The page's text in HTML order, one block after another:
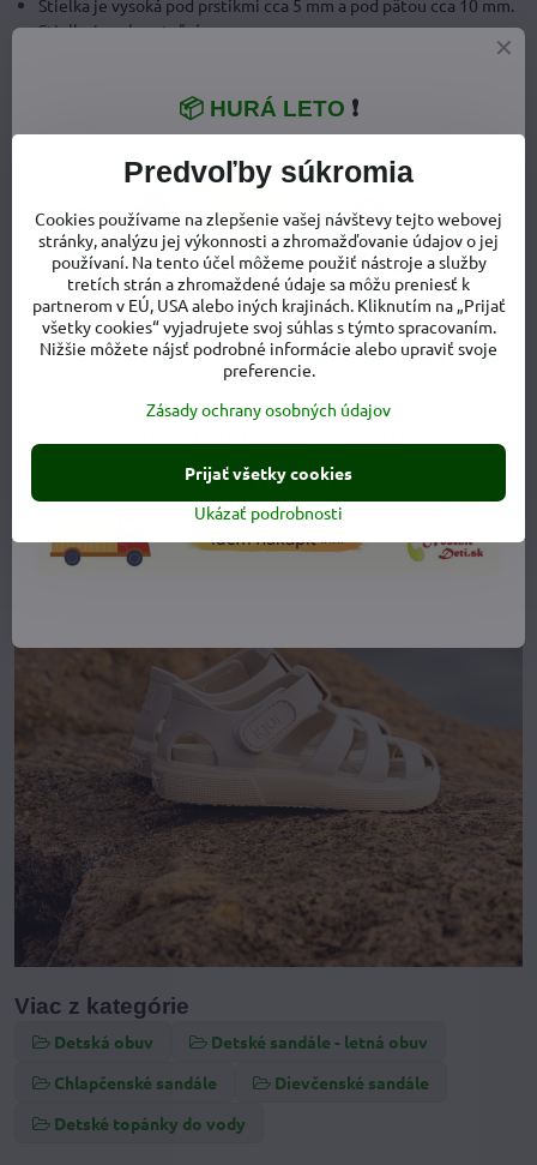
Stielka je vysoká pod prstíkmi cca 5 mm a pod pätou cca 10 mm.
Stielka je vyberateľná
Podošva je mäkká a ohybná.
Materiálové zloženie
Zvršok: syntetický materiál PVC (najmenej 50% materiálu je
recyklovaného)
Vnútro:syntetický materiál PVC (najmenej 50% materiálu je
recyklovaného)
Podrážka:syntetický materiál PVC (najmenej 50% materiálu je
recyklovaného)
Viac z kategórie
Detská obuv
Detské sandále - letná obuv
Chlapčenské sandále
Dievčenské sandále
Detské topánky do vody
Predvoľby súkromia
Cookies používame na zlepšenie vašej návštevy tejto webovej
stránky, analýzu jej výkonnosti a zhromažďovanie údajov o jej
používaní. Na tento účel môžeme použiť nástroje a služby
tretích strán a zhromaždené údaje sa môžu preniesť k
partnerom v EÚ, USA alebo iných krajinách. Kliknutím na „Prijať
všetky cookies“ vyjadrujete svoj súhlas s týmto spracovaním.
Nižšie môžete nájsť podrobné informácie alebo upraviť svoje
preferencie.
Zásady ochrany osobných údajov
Ukázať podrobnosti
Prijať všetky cookies
📦 HURÁ LETO ❗